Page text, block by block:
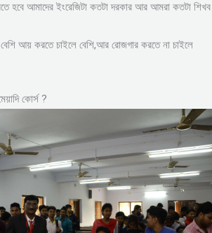
হবে আমাদের ইংরেজিটা কতটা দরকার আর আমরা কতটা শিখব
আয় করতে চাইলে বেশি,আর রোজগার করতে না চাইলে
কোর্স ?